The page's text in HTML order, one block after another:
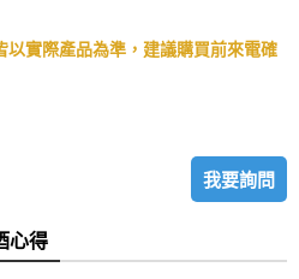
實際產品為準，建議購買前來電確
我要詢問
心得